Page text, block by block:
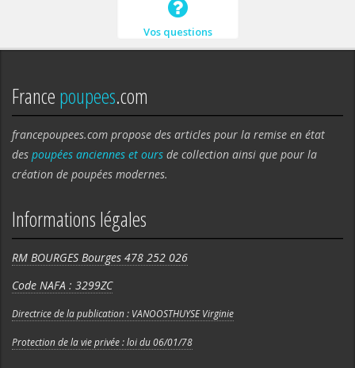
Vos questions
Francepoupees.com
francepoupees.com propose des articles pour la remise en état
des poupées anciennes et ours de collection ainsi que pour la
création de poupées modernes.
Informations légales
RM BOURGES Bourges 478 252 026
Code NAFA : 3299ZC
Directrice de la publication : VANOOSTHUYSE Virginie
Protection de la vie privée : loi du 06/01/78